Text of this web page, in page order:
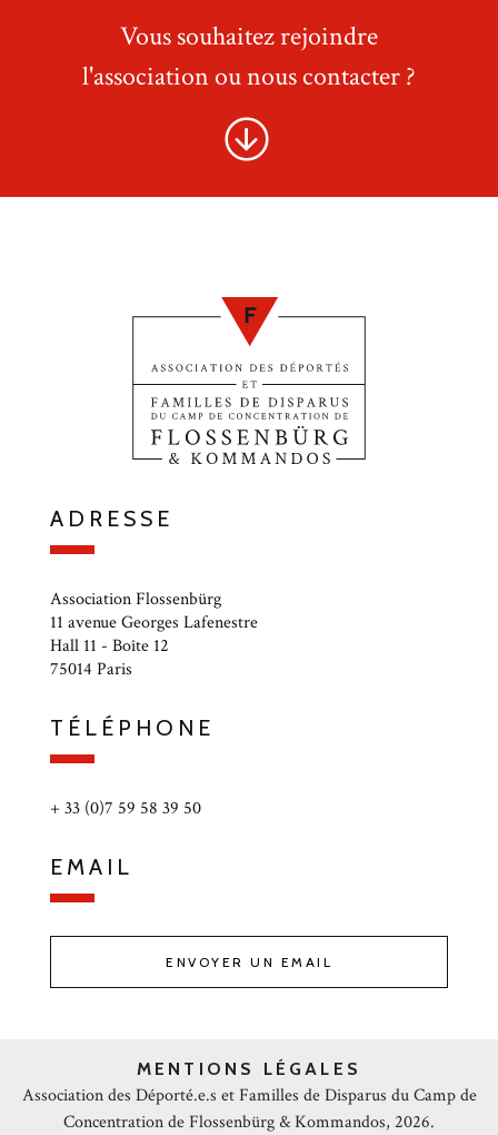
Vous souhaitez rejoindre
l'association ou nous contacter ?
ADRESSE
Association Flossenbürg
11 avenue Georges Lafenestre
Hall 11 - Boîte 12
75014 Paris
TÉLÉPHONE
+ 33 (0)7 59 58 39 50
EMAIL
ENVOYER UN EMAIL
MENTIONS LÉGALES
Association des Déporté.e.s et Familles de Disparus du Camp de
Concentration de Flossenbürg & Kommandos, 2026.